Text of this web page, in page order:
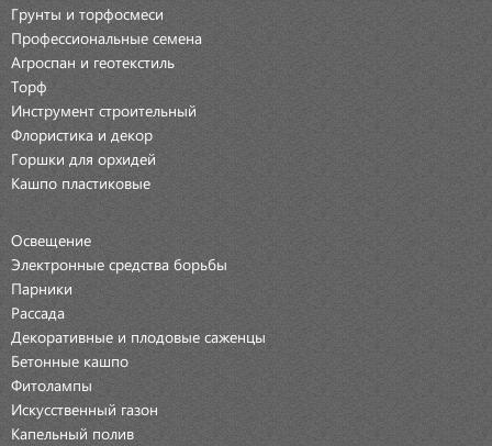
Грунты и торфосмеси
Профессиональные семена
Агроспан и геотекстиль
Торф
Инструмент строительный
Флористика и декор
Горшки для орхидей
Кашпо пластиковые
Освещение
Электронные средства борьбы
Парники
Рассада
Декоративные и плодовые саженцы
Бетонные кашпо
Фитолампы
Искусственный газон
Капельный полив